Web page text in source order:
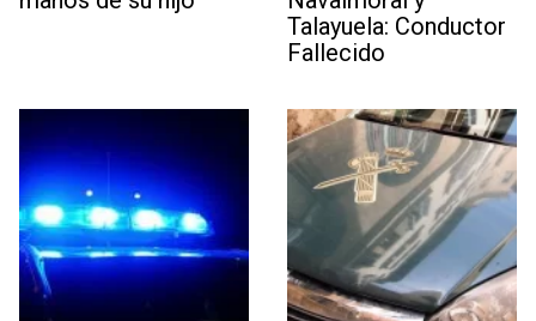
Talayuela: Conductor
Fallecido